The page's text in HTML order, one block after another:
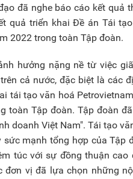
đã nghe báo cáo kết quả
quả triển khai Đề án Tái
2022 trong toàn Tập đoàn.
hưởng nặng nề từ việc
cả nước, đặc biệt là các
tái tạo văn hoá
toàn Tập đoàn. Tập đoàn
doanh Việt Nam". Tái tạo
mạnh tổng hợp của Tập
túc với sự đồng thuận cao
đơn vị đã lựa chọn những